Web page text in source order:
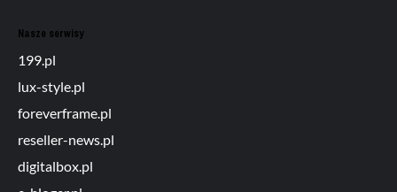
Nasze serwisy
199.pl
lux-style.pl
foreverframe.pl
reseller-news.pl
digitalbox.pl